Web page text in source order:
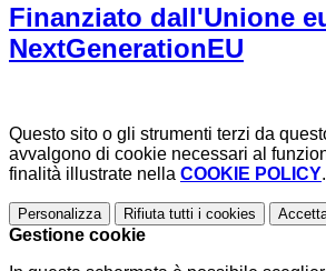
Finanziato dall'Unione
NextGenerationEU
Questo sito o gli strumenti terzi da
avvalgono di cookie necessari al
finalità illustrate nella COOKIE POLICY.
Personalizza Rifiuta tutti i cookies
Gestione cookie